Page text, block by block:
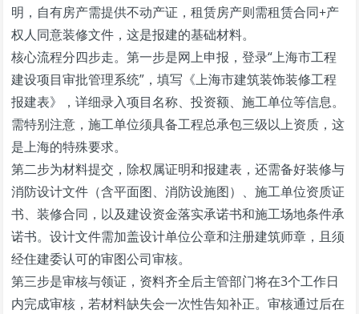
明，自有房产需提供不动产证，租赁房产则需租赁合同+产
权人同意装修文件，这是报建的基础材料。
核心流程分四步走。第一步是网上申报，登录“上海市工程
建设项目审批管理系统”，填写《上海市建筑装饰装修工程
报建表》，详细录入项目名称、投资额、施工单位等信息。
需特别注意，施工单位须具备工程总承包三级以上资质，这
是上海的特殊要求。
第二步为材料提交，除权属证明和报建表，还需备好装修与
消防设计文件（含平面图、消防设施图）、施工单位资质证
书、装修合同，以及建设资金落实承诺书和施工场地条件承
诺书。设计文件需加盖设计单位公章和注册建筑师章，且须
经住建委认可的审图公司审核。
第三步是审核与领证，资料齐全后主管部门将在3个工作日
内完成审核，若材料缺失会一次性告知补正。审核通过后在